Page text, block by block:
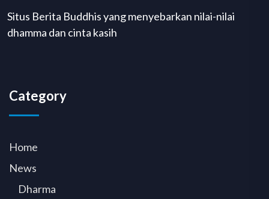
Situs Berita Buddhis yang menyebarkan nilai-nilai
dhamma dan cinta kasih
Category
Home
News
Dharma